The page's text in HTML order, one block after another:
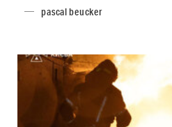
pascal beucker